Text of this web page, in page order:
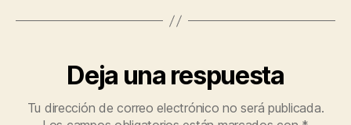
Deja una respuesta
Tu dirección de correo electrónico no será publicada.